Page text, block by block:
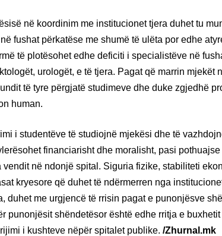
në koordinim me institucionet tjera duhet tu
fushat përkatëse me shumë të ulëta por edhe
të plotësohet edhe deficiti i specialistëve në
urologët, e të tjera. Pagat që marrin mjekët
të tyre përgjatë studimeve dhe duke zgjedhë
human.
i studentëve të studiojnë mjekësi dhe të
financiarisht dhe moralisht, pasi
vendit në ndonjë spital. Siguria fizike, stabiliteti
kryesore që duhet të ndërmerren nga
duhet me urgjencë të rrisin pagat e punonjësve
punonjësit shëndetësor është edhe rritja e
i kushteve nëpër spitalet publike. /Zhurnal.mk